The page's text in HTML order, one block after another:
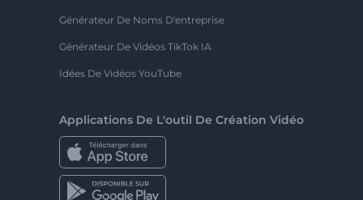
Générateur De Noms D'entreprise
Générateur De Vidéos TikTok IA
Idées De Vidéos YouTube
Applications De L'outil De Création Vidéo